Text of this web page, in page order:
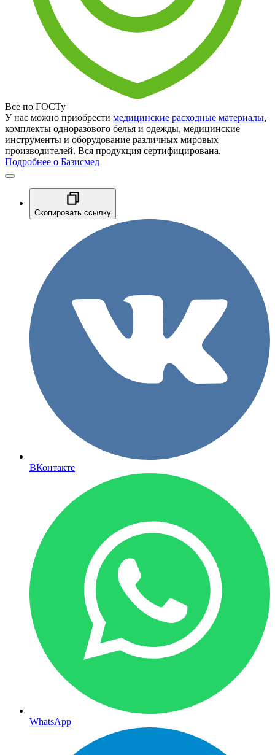
Все по ГОСТу
У нас можно приобрести медицинские расходные материалы,
комплекты одноразового белья и одежды, медицинские
инструменты и оборудование различных мировых
производителей. Вся продукция сертифицирована.
Подробнее о Базисмед
Скопировать ссылку
ВКонтакте
WhatsApp